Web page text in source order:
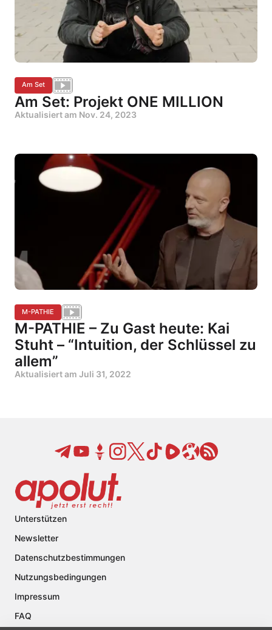
Am Set
Am Set: Projekt ONE MILLION
Aktualisiert am Nov. 24, 2023
M-PATHIE
M-PATHIE – Zu Gast heute: Kai
Stuht – “Intuition, der Schlüssel zu
allem”
Aktualisiert am Juli 31, 2022
Unterstützen
Newsletter
Datenschutzbestimmungen
Nutzungsbedingungen
Impressum
FAQ